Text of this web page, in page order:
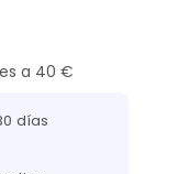
a 40 €
días